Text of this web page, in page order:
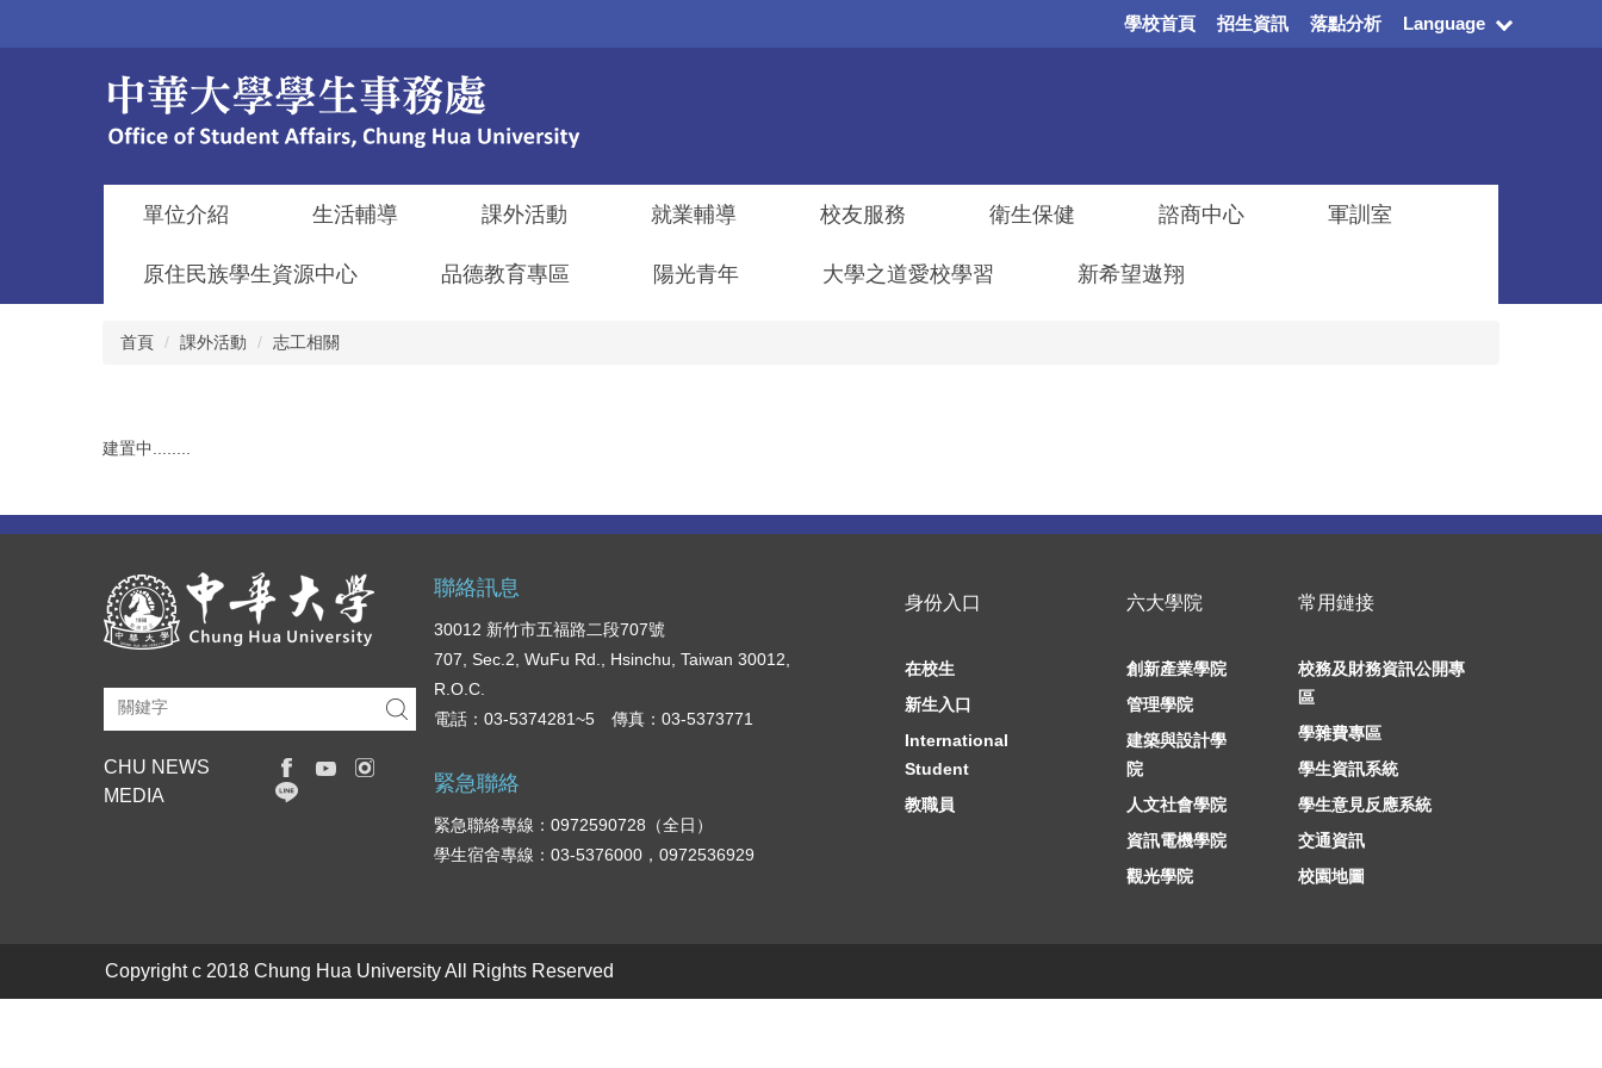
學校首頁 招生資訊 落點分析 Language
單位介紹 生活輔導 課外活動 就業輔導 校友服務 衛生保健 諮商中心 軍訓室
原住民族學生資源中心 品德教育專區 陽光青年 大學之道愛校學習 新希望遨翔
首頁 課外活動 志工相關
建置中........
CHU NEWS
MEDIA
聯絡訊息
30012 新竹市五福路二段707號
707, Sec.2, WuFu Rd., Hsinchu, Taiwan 30012,
R.O.C.
電話：03-5374281~5 傳真：03-5373771
緊急聯絡
緊急聯絡專線：0972590728（全日）
學生宿舍專線：03-5376000，0972536929
身份入口
在校生
新生入口
International
Student
教職員
六大學院
創新產業學院
管理學院
建築與設計學
院
人文社會學院
資訊電機學院
觀光學院
常用鏈接
校務及財務資訊公開專
區
學雜費專區
學生資訊系統
學生意見反應系統
交通資訊
校園地圖
Copyright c 2018 Chung Hua University All Rights Reserved